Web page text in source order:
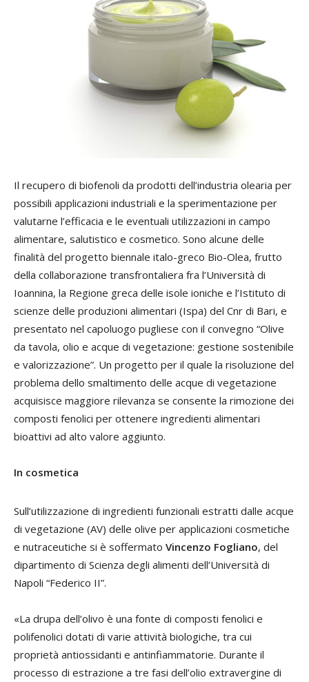
Il recupero di biofenoli da prodotti dell’industria olearia per
possibili applicazioni industriali e la sperimentazione per
valutarne l’efficacia e le eventuali utilizzazioni in campo
alimentare, salutistico e cosmetico. Sono alcune delle
finalità del progetto biennale italo-greco Bio-Olea, frutto
della collaborazione transfrontaliera fra l’Università di
Ioannina, la Regione greca delle isole ioniche e l’Istituto di
scienze delle produzioni alimentari (Ispa) del Cnr di Bari, e
presentato nel capoluogo pugliese con il convegno “Olive
da tavola, olio e acque di vegetazione: gestione sostenibile
e valorizzazione”. Un progetto per il quale la risoluzione del
problema dello smaltimento delle acque di vegetazione
acquisisce maggiore rilevanza se consente la rimozione dei
composti fenolici per ottenere ingredienti alimentari
bioattivi ad alto valore aggiunto.
In cosmetica
Sull’utilizzazione di ingredienti funzionali estratti dalle acque
di vegetazione (AV) delle olive per applicazioni cosmetiche
e nutraceutiche si è soffermato Vincenzo Fogliano, del
dipartimento di Scienza degli alimenti dell’Università di
Napoli “Federico II”.
«La drupa dell’olivo è una fonte di composti fenolici e
polifenolici dotati di varie attività biologiche, tra cui
proprietà antiossidanti e antinfiammatorie. Durante il
processo di estrazione a tre fasi dell’olio extravergine di